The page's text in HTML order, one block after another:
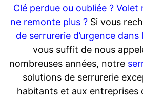
Clé perdue ou oubliée ? Volet
ne remonte plus ? Si vous
de serrurerie d’urgence dans
vous suffit de nous
nombreuses années, notre
solutions de serrurerie
habitants et aux entreprises